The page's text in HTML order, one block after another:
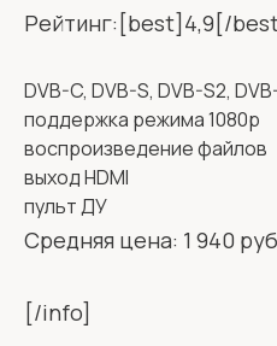
Рейтинг:[best]4,9[/
DVB-C, DVB-S, DVB-S2,
поддержка режима 1080p
воспроизведение файлов
выход HDMI
пульт ДУ
Средняя цена: 1 940 руб
[/info]